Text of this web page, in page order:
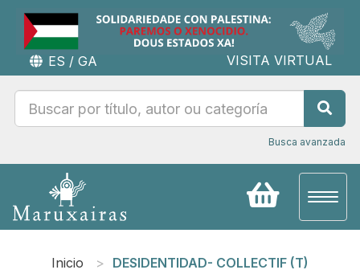
ES / GA VISITA VIRTUAL
Busca avanzada
Inicio DESIDENTIDAD- COLLECTIF (T)